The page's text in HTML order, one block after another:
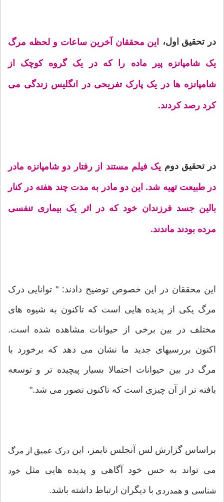
در تحقیق اول، این محققان آخرین ساعات و لحظه مرگ
یک شامپانزه پیر ماده را که در یک گروه کوچک از
شامپانزه ها در یک پارک تفریحی در انگلیس زندگی می
کرد رصد کردند.
در تحقیق دوم یک فیلم مستند از رفتار دو شامپانزه مادر
در طبیعت تهیه شد. این دو مادر به مدت چند هفته در کنار
بالین جسد فرزندان خود که در اثر یک بیماری تنفسی
مرده بودند ماندند.
این محققان در این خصوص توضیح دادند: " توانایی درک
مرگ یکی از پدیده هایی است که تاکنون به شیوه های
مختلف در بین برخی از حیوانات مشاهده شده است.
اکنون بررسیهای جدید ما نشان می دهد که برخورد با
مرگ در بین حیوانات احتمالا بسیار پیچیده تر و توسعه
یافته تر از آن چیزی است که تاکنون تصور می شد."
براساس گزارش لس آنجلس تایمز، ایندرک عمیق از مرگ
می تواند به حس خود آگاهی و پدیده هایی مثل خود
شناسی و همدردی با دیگران ارتباط داشته باشد.